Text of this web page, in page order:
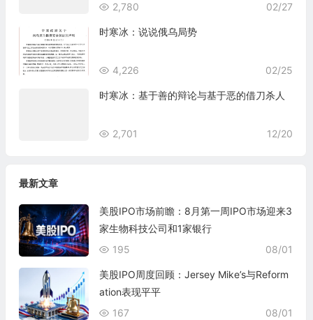
02/27
2,780
时寒冰：说说俄乌局势
02/25
4,226
时寒冰：基于善的辩论与基于恶的借刀杀人
12/20
2,701
最新文章
美股IPO市场前瞻：8月第一周IPO市场迎来3
家生物科技公司和1家银行
08/01
195
美股IPO周度回顾：Jersey Mike’s与Reform
ation表现平平
08/01
167